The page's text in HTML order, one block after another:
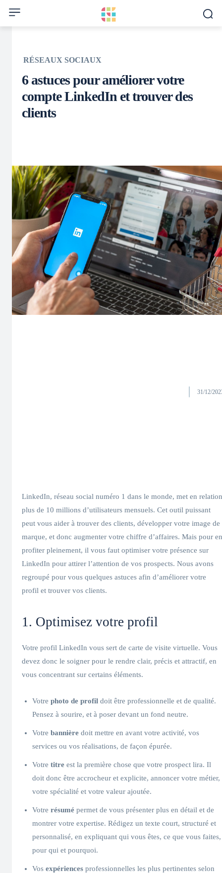
RÉSEAUX SOCIAUX
6 astuces pour améliorer votre
compte LinkedIn et trouver des
clients
31/12/
LinkedIn, réseau social numéro 1 dans le monde, met en relation
plus de 10 millions d’utilisateurs mensuels. Cet outil puissant
peut vous aider à trouver des clients, développer votre image de
marque, et donc augmenter votre chiffre d’affaires. Mais pour en
profiter pleinement, il vous faut optimiser votre présence sur
LinkedIn pour attirer l’attention de vos prospects. Nous avons
regroupé pour vous quelques astuces afin d’améliorer votre
profil et trouver vos clients.
1. Optimisez votre profil
Votre profil LinkedIn vous sert de carte de visite virtuelle. Vous
devez donc le soigner pour le rendre clair, précis et attractif, en
vous concentrant sur certains éléments.
Votre photo de profil doit être professionnelle et de qualité.
Pensez à sourire, et à poser devant un fond neutre.
Votre bannière doit mettre en avant votre activité, vos
services ou vos réalisations, de façon épurée.
Votre titre est la première chose que votre prospect lira. Il
doit donc être accrocheur et explicite, annoncer votre métier,
votre spécialité et votre valeur ajoutée.
Votre résumé permet de vous présenter plus en détail et de
montrer votre expertise. Rédigez un texte court, structuré et
personnalisé, en expliquant qui vous êtes, ce que vous faites,
pour qui et pourquoi.
Vos expériences professionnelles les plus pertinentes selon